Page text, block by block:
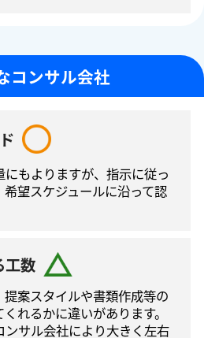
コンサル会社
もよりますが、指⽰に従っ
望スケジュールに沿って認
工数
案スタイルや書類作成等の
れるかに違いがあります。
サル会社により大きく左右